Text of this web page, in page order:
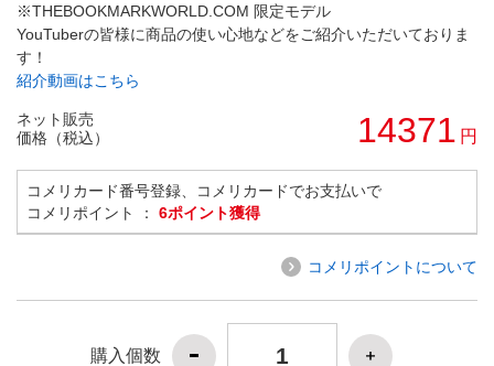
※THEBOOKMARKWORLD.COM 限定モデル
YouTuberの皆様に商品の使い心地などをご紹介いただいておりま
す！
紹介動画はこちら
ネット販売
価格（税込）
14371 円
コメリカード番号登録、コメリカードでお支払いで
コメリポイント ： 6ポイント獲得
コメリポイントについて
購入個数